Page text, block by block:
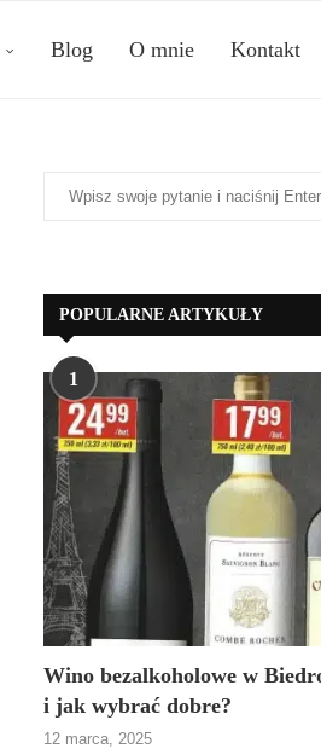
Blog O mnie Kontakt
POPULARNE ARTYKUŁY
1
Wino bezalkoholowe w
i jak wybrać dobre?
12 marca, 2025